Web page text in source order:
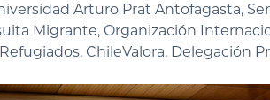
Arturo Prat Antofagasta,
Migrante, Organización
ChileValora, Delegación